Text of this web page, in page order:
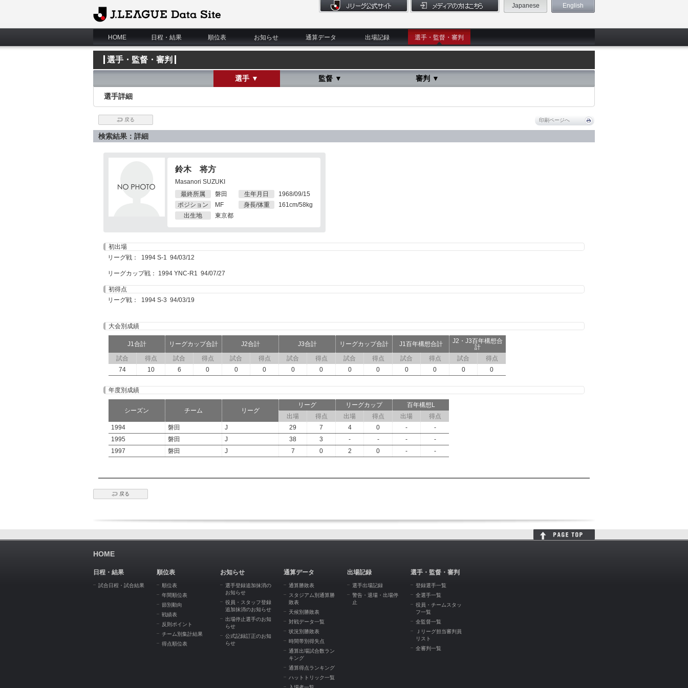
J.League Data Site
Japanese English
HOME 日程・結果 順位表 お知らせ 通算データ 出場記録 選手・監督・審判
選手・監督・審判
選手 ▼ 監督 ▼ 審判 ▼
選手詳細
戻る 印刷ページへ
検索結果：詳細
鈴木 将方
Masanori SUZUKI
最終所属
磐田
ポジション
MF
出生地
東京都
生年月日
1968/09/15
身長/体重
161cm/58kg
初出場
リーグ戦： 1994 S-1 94/03/12
リーグカップ戦： 1994 YNC-R1 94/07/27
初得点
リーグ戦： 1994 S-3 94/03/19
大会別成績
J1合計 リーグカップ合計 J2合計 J3合計 リーグカップ合計 J1百年構想合計
J2・J3百年構想合
計
試合
得点 試合 得点 試合 得点 試合 得点 試合 得点 試合 得点 試合
得点
74
10 6 0 0 0 0 0 0 0 0 0 0 0
年度別成績
シーズン チーム リーグ
リーグ リーグカップ
百年構想L
出場
得点 出場 得点 出場
得点
1994
磐田 J 29 7 4 0 -
-
1995
磐田 J 38 3 - - -
-
1997
磐田 J 7 0 2 0 - -
戻る
HOME
日程・結果
試合日程・試合結果
順位表
順位表
年間順位表
節別動向
戦績表
反則ポイント
チーム別集計結果
得点順位表
お知らせ
選手登録追加抹消の
お知らせ
役員・スタッフ登録
追加抹消のお知らせ
出場停止選手のお知
らせ
公式記録訂正のお知
らせ
通算データ
通算勝敗表
スタジアム別通算勝
敗表
天候別勝敗表
対戦データ一覧
状況別勝敗表
時間帯別得失点
通算出場試合数ラン
キング
通算得点ランキング
ハットトリック一覧
出場記録
選手出場記録
警告・退場・出場停
止
選手・監督・審判
登録選手一覧
全選手一覧
役員・チームスタッ
フ一覧
全監督一覧
Ｊリーグ担当審判員
リスト
全審判一覧